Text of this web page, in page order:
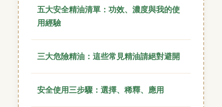
五大安全精油清單：功效、濃度與我的使
用經驗
三大危險精油：這些常見精油請絕對避開
安全使用三步驟：選擇、稀釋、應用